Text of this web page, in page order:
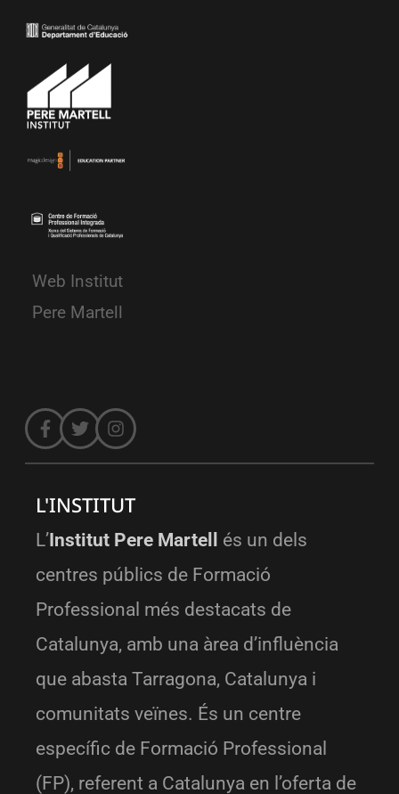
Web Institut
Pere Martell
L'INSTITUT
L’Institut Pere Martell
és un dels
centres públics de Formació
Professional més destacats de
Catalunya, amb una àrea d’influència
que abasta Tarragona, Catalunya i
comunitats veïnes. És un centre
específic de Formació Professional
(FP), referent a Catalunya en l’oferta de